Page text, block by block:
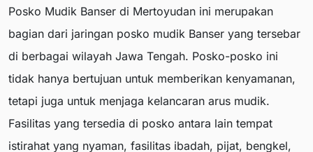
Posko Mudik Banser di Mertoyudan ini merupakan
bagian dari jaringan posko mudik Banser yang tersebar
di berbagai wilayah Jawa Tengah. Posko-posko ini
tidak hanya bertujuan untuk memberikan kenyamanan,
tetapi juga untuk menjaga kelancaran arus mudik.
Fasilitas yang tersedia di posko antara lain tempat
istirahat yang nyaman, fasilitas ibadah, pijat, bengkel,